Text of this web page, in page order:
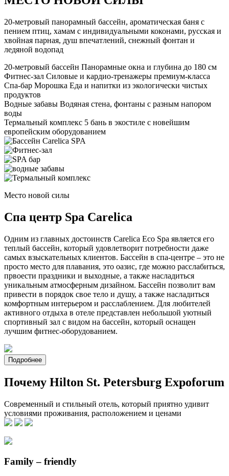
20-метровый панорамный бассейн, ароматическая баня с
пением птиц, хамам с индивидуальными коконами, русская и
хвойная парная, душ впечатлений, снежный фонтан и
ледяной водопад
20-метровый бассейн Панорамные окна и глубина до 180 см
Фитнес-зал Силовые и кардио-тренажеры премиум-класса
Спа-бар Морошка Еда и напитки из экологически чистых
продуктов
Водные забавы Водяная стена, фонтаны с разным напором
воды
Термальный комплекс 5 бань в экостиле с новейшим
европейским оборудованием
Место новой силы
Спа центр Spa Carelica
Одним из главных достоинств Carelica Eco Spa является его
теплый бассейн, который удовлетворит потребности даже
самых взыскательных клиентов. Бассейн в спа-центре – это не
просто место для плавания, это оазис, где можно расслабиться,
првоести праздники и выходные, а также насладиться
уникальным атмосферным дизайном. Бассейн позволит вам
привести в порядок свое тело и душу, а также насладиться
комфортным интерьером и расслаблением. Для любителей
активного отдыха в отеле представлен небольшой уютный
спортивный зал с видом на бассейн, который оснащен
лучшим фитнес-оборудованием.
Подробнее
Почему Hilton St. Petersburg Expoforum
Современный и стильный отель, который приятно удивит
условиями проживания, расположением и ценами
Family – friendly